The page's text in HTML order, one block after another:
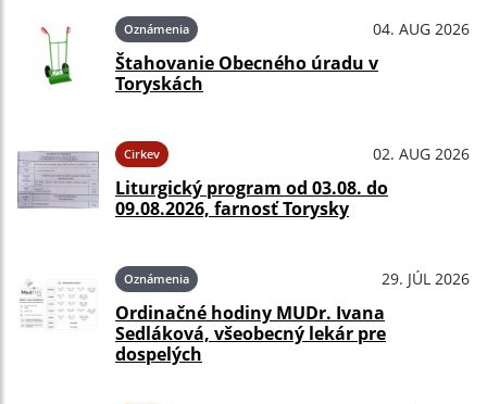
Oznámenia 04. AUG 2026
Štahovanie Obecného úradu v
Toryskách
Cirkev 02. AUG 2026
Liturgický program od 03.08. do
09.08.2026, farnosť Torysky
Oznámenia 29. JÚL 2026
Ordinačné hodiny MUDr. Ivana
Sedláková, všeobecný lekár pre
dospelých